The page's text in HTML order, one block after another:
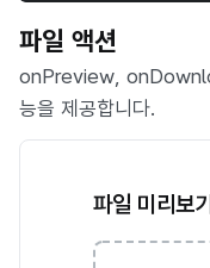
파일 액션
onPreview,
능을 제공합니다.
파일 미리보